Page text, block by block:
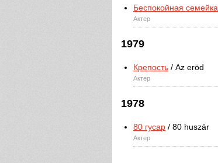
Беспокойная семейка
Актер
1979
Крепость / Az eröd
Актер
1978
80 гусар / 80 huszár
Актер